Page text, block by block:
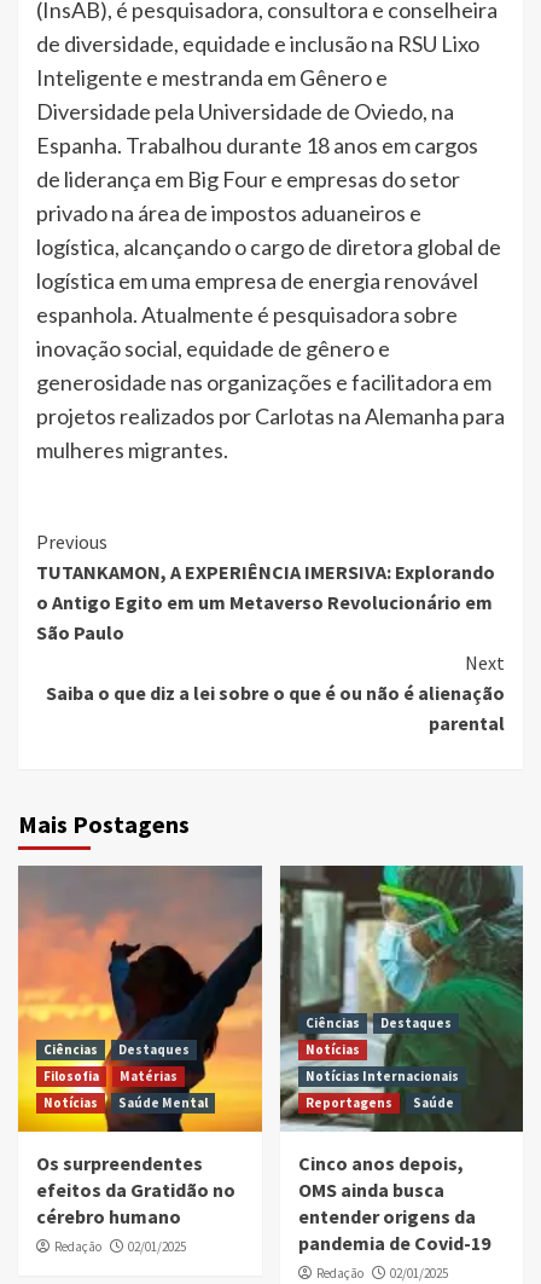
(InsAB), é pesquisadora, consultora e conselheira
de diversidade, equidade e inclusão na RSU Lixo
Inteligente e mestranda em Gênero e
Diversidade pela Universidade de Oviedo, na
Espanha. Trabalhou durante 18 anos em cargos
de liderança em Big Four e empresas do setor
privado na área de impostos aduaneiros e
logística, alcançando o cargo de diretora global de
logística em uma empresa de energia renovável
espanhola. Atualmente é pesquisadora sobre
inovação social, equidade de gênero e
generosidade nas organizações e facilitadora em
projetos realizados por Carlotas na Alemanha para
mulheres migrantes.
Continue
Reading
Previous
TUTANKAMON, A EXPERIÊNCIA IMERSIVA: Explorando
o Antigo Egito em um Metaverso Revolucionário em
São Paulo
Next
Saiba o que diz a lei sobre o que é ou não é alienação
parental
Mais Postagens
Ciências
Destaques
Filosofia
Matérias
Notícias
Saúde Mental
Os surpreendentes
efeitos da Gratidão no
cérebro humano
Redação 02/01/2025
Ciências
Destaques
Notícias
Notícias Internacionais
Reportagens
Saúde
Cinco anos depois,
OMS ainda busca
entender origens da
pandemia de Covid-19
Redação 02/01/2025